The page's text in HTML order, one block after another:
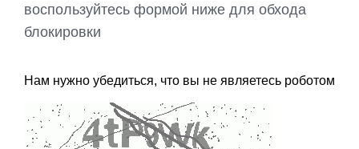
воспользуйтесь формой ниже для обхода
блокировки
Нам нужно убедиться, что вы не являетесь роботом